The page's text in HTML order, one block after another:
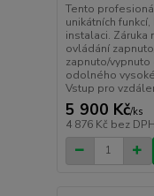
Tento
unikátních
instalaci.
ovládání
zapnuto/
odolného
Vstup pro
5 900 Kč/ks
4 876 Kč bez DPH